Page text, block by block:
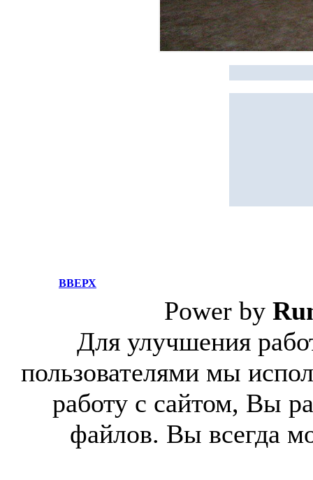
ВВЕРХ
Power by
Для улучшения
пользователями мы
работу с сайтом, Вы
файлов. Вы всегда